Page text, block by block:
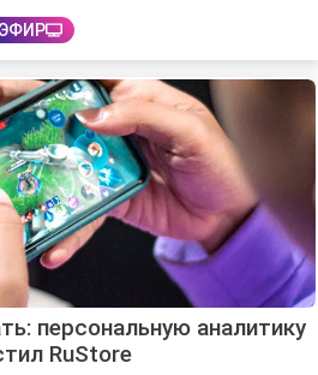
ЭФИР
персональную аналитику
RuStore